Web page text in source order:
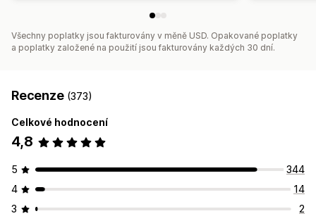
Všechny poplatky jsou fakturovány v měně USD. Opakované poplatky
a poplatky založené na použití jsou fakturovány každých 30 dní.
Recenze (373)
Celkové hodnocení
4,8
5
344
4
14
3
2